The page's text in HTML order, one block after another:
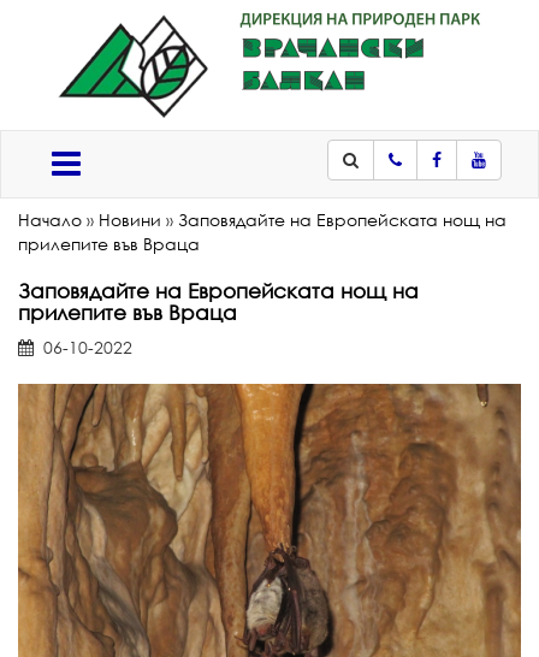
ТелефонFacebook
Начало » Новини » Заповядайте на Европейската нощ на
прилепите във Враца
Заповядайте на Европейската нощ на
прилепите във Враца
06-10-2022